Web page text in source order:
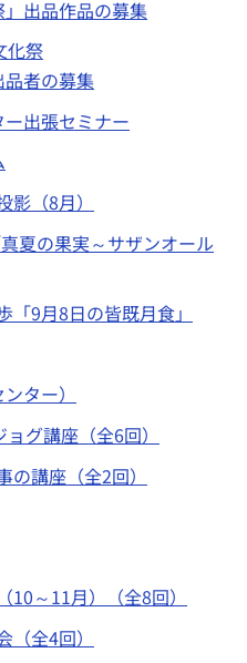
出品作品の募集
化祭
者の募集
出張セミナー
（8月）
夏の果実～サザンオール
9月8日の皆既月食」
ター）
グ講座（全6回）
講座（全2回）
～11月）（全8回）
全4回）